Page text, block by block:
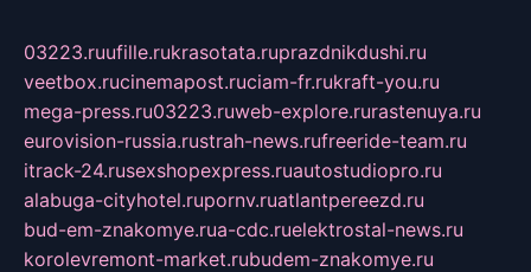
03223.ruufille.rukrasotata.ruprazdnikdushi.ru
veetbox.rucinemapost.ruciam-fr.rukraft-you.ru
mega-press.ru03223.ruweb-explore.rurastenuya.ru
eurovision-russia.rustrah-news.rufreeride-team.ru
itrack-24.rusexshopexpress.ruautostudiopro.ru
alabuga-cityhotel.rupornv.ruatlantpereezd.ru
bud-em-znakomye.rua-cdc.ruelektrostal-news.ru
korolevremont-market.rubudem-znakomye.ru